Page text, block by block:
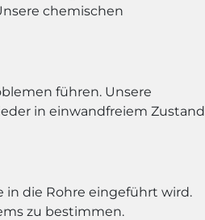
chemischen
führen. Unsere
in einwandfreiem Zustand
in die Rohre eingeführt wird.
zu bestimmen.